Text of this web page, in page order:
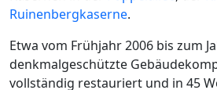
Ruinenbergkaserne.
Etwa vom Frühjahr 2006 bis zum
denkmalgeschützte
vollständig restauriert und in 45